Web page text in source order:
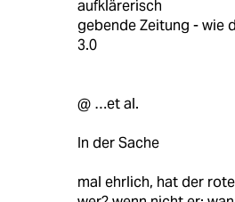
aufklärerisch
gebende Zeitung - wie
3.0
@ …et al.
In der Sache
mal ehrlich, hat der